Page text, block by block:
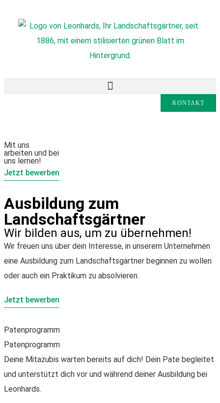
KONTAKT
Mit uns
arbeiten und bei
uns lernen!
Jetzt bewerben
Ausbildung zum
Landschaftsgärtner
Wir bilden aus, um zu übernehmen!
Wir freuen uns über dein Interesse, in unserem Unternehmen
eine Ausbildung zum Landschaftsgärtner beginnen zu wollen
oder auch ein Praktikum zu absolvieren.
Jetzt bewerben
Patenprogramm
Patenprogramm
Deine Mitazubis warten bereits auf dich! Dein Pate begleitet
und unterstützt dich vor und während deiner Ausbildung bei
Leonhards.